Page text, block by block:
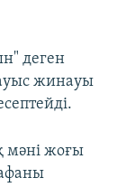
деген
жинауы
мәні жоғы